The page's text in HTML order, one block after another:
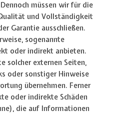
müssen wir für die
und Vollständigkeit
Garantie ausschließen.
sogenannte
oder indirekt anbieten.
solcher externen Seiten,
oder sonstiger Hinweise
übernehmen. Ferner
oder indirekte Schäden
die auf Informationen